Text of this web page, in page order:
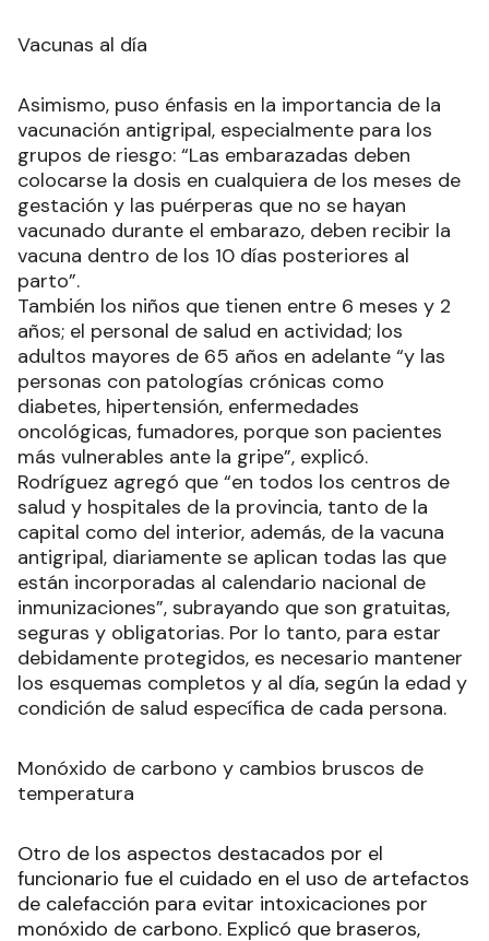
Vacunas al día
Asimismo, puso énfasis en la importancia de la
vacunación antigripal, especialmente para los
grupos de riesgo: “Las embarazadas deben
colocarse la dosis en cualquiera de los meses de
gestación y las puérperas que no se hayan
vacunado durante el embarazo, deben recibir la
vacuna dentro de los 10 días posteriores al
parto”.
También los niños que tienen entre 6 meses y 2
años; el personal de salud en actividad; los
adultos mayores de 65 años en adelante “y las
personas con patologías crónicas como
diabetes, hipertensión, enfermedades
oncológicas, fumadores, porque son pacientes
más vulnerables ante la gripe”, explicó.
Rodríguez agregó que “en todos los centros de
salud y hospitales de la provincia, tanto de la
capital como del interior, además, de la vacuna
antigripal, diariamente se aplican todas las que
están incorporadas al calendario nacional de
inmunizaciones”, subrayando que son gratuitas,
seguras y obligatorias. Por lo tanto, para estar
debidamente protegidos, es necesario mantener
los esquemas completos y al día, según la edad y
condición de salud específica de cada persona.
Monóxido de carbono y cambios bruscos de
temperatura
Otro de los aspectos destacados por el
funcionario fue el cuidado en el uso de artefactos
de calefacción para evitar intoxicaciones por
monóxido de carbono. Explicó que braseros,